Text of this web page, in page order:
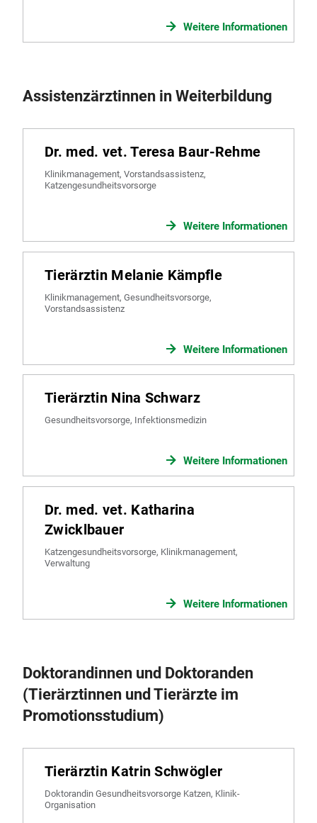
Weitere Informationen
Assistenzärztinnen in Weiterbildung
Dr. med. vet. Teresa Baur-Rehme
Klinikmanagement, Vorstandsassistenz,
Katzengesundheitsvorsorge
Weitere Informationen
Tierärztin Melanie Kämpfle
Klinikmanagement, Gesundheitsvorsorge,
Vorstandsassistenz
Weitere Informationen
Tierärztin Nina Schwarz
Gesundheitsvorsorge, Infektionsmedizin
Weitere Informationen
Dr. med. vet. Katharina
Zwicklbauer
Katzengesundheitsvorsorge, Klinikmanagement,
Verwaltung
Weitere Informationen
Doktorandinnen und Doktoranden
(Tierärztinnen und Tierärzte im
Promotionsstudium)
Tierärztin Katrin Schwögler
Doktorandin Gesundheitsvorsorge Katzen, Klinik-
Organisation